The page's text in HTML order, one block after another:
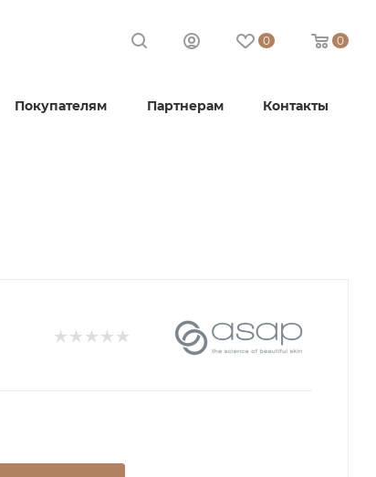
0 0
Покупателям Партнерам Контакты